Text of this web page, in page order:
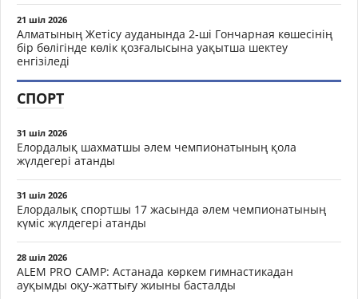
21 шіл 2026
Алматының Жетісу ауданында 2-ші Гончарная көшесінің
бір бөлігінде көлік қозғалысына уақытша шектеу
енгізіледі
СПОРТ
31 шіл 2026
Елордалық шахматшы әлем чемпионатының қола
жүлдегері атанды
31 шіл 2026
Елордалық спортшы 17 жасында әлем чемпионатының
күміс жүлдегері атанды
28 шіл 2026
ALEM PRO CAMP: Астанада көркем гимнастикадан
ауқымды оқу-жаттығу жиыны басталды